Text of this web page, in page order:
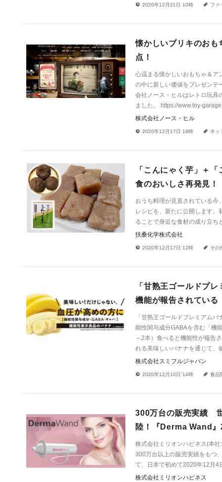
! 2020年12月21日 10時 a ファ
懐かしいブリキのお
点！
心温まる懐かしいおもちゃ＆ア
の中に新しい価値をプレゼンテ
会社ノース・ヒルはレトロ玩具
ました。 https://www.toy-
株式会社ノース・ヒル
! 2020年12月17日 18時 a ネッ
「こんにゃく芋」＋
食のおいしさ再発見！
おうち料理が見直されている今
レシピを、新たに公開します
ることで身近な食材の成り立ち
扶桑化学株式会社
! 2020年12月17日 12時 a その
「甘熟王ゴールドプ
機能が報告されている
「甘熟王ゴールドプレミアム
能性関与成分GABAを含む「機
～2本）食べると機能性が報告
れる美味しいバナナを通じて、
株式会社スミフルジャパン
! 2020年12月10日 14時 a 食品
300万台の販売実績
陸！『Derma Wand
株式会社ミリオンハピネス(本
300万台以上の販売実績をもつ
て、日本で初めて2020年12月4
株式会社ミリオンハピネス